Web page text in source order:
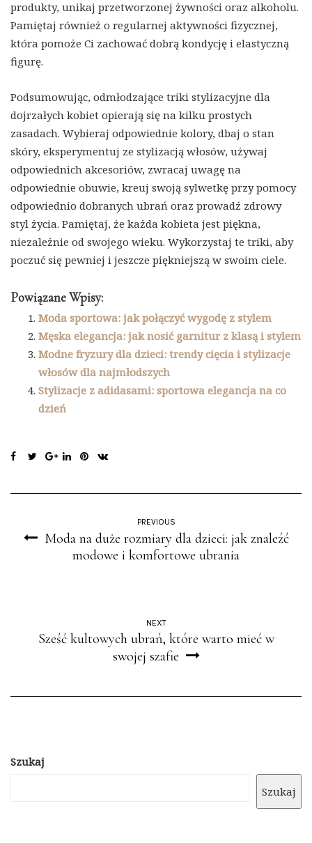
produkty, unikaj przetworzonej żywności oraz alkoholu.
Pamiętaj również o regularnej aktywności fizycznej,
która pomoże Ci zachować dobrą kondycję i elastyczną
figurę.
Podsumowując, odmłodzające triki stylizacyjne dla
dojrzałych kobiet opierają się na kilku prostych
zasadach. Wybieraj odpowiednie kolory, dbaj o stan
skóry, eksperymentuj ze stylizacją włosów, używaj
odpowiednich akcesoriów, zwracaj uwagę na
odpowiednie obuwie, kreuj swoją sylwetkę przy pomocy
odpowiednio dobranych ubrań oraz prowadź zdrowy
styl życia. Pamiętaj, że każda kobieta jest piękna,
niezależnie od swojego wieku. Wykorzystaj te triki, aby
poczuć się pewniej i jeszcze piękniejszą w swoim ciele.
Powiązane Wpisy:
Moda sportowa: jak połączyć wygodę z stylem
Męska elegancja: jak nosić garnitur z klasą i stylem
Modne fryzury dla dzieci: trendy cięcia i stylizacje
włosów dla najmłodszych
Stylizacje z adidasami: sportowa elegancja na co
dzień
PREVIOUS
Moda na duże rozmiary dla dzieci: jak znaleźć
modowe i komfortowe ubrania
NEXT
Sześć kultowych ubrań, które warto mieć w
swojej szafie
Szukaj
Szukaj